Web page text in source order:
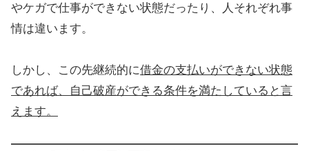
やケガで仕事ができない状態だったり、人それぞれ事
情は違います。
しかし、この先継続的に借金の支払いができない状態
であれば、自己破産ができる条件を満たしていると言
えます。